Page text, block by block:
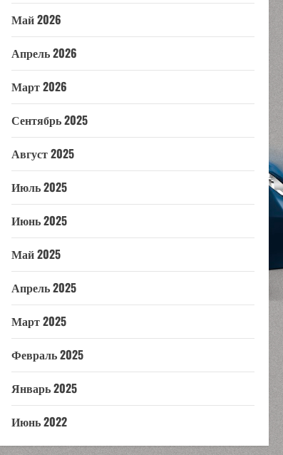
Май 2026
Апрель 2026
Март 2026
Сентябрь 2025
Август 2025
Июль 2025
Июнь 2025
Май 2025
Апрель 2025
Март 2025
Февраль 2025
Январь 2025
Июнь 2022